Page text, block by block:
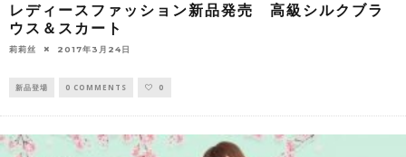
レディースファッション新品発売 高級シルクブラ
ウス＆スカート
莉莉丝 2017年3月24日
新品登場 0 COMMENTS 0